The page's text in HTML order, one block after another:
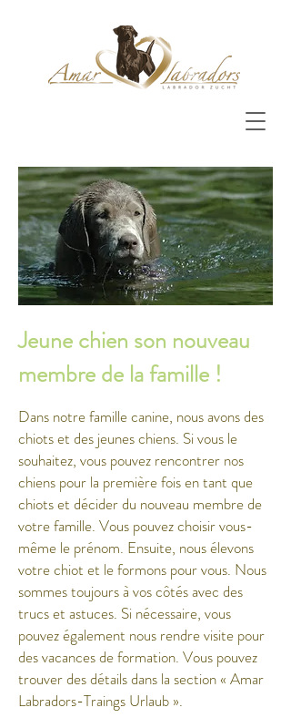
Jeune chien son nouveau
membre de la famille !
Dans notre famille canine, nous avons des
chiots et des jeunes chiens. Si vous le
souhaitez, vous pouvez rencontrer nos
chiens pour la première fois en tant que
chiots et décider du nouveau membre de
votre famille. Vous pouvez choisir vous-
même le prénom. Ensuite, nous élevons
votre chiot et le formons pour vous. Nous
sommes toujours à vos côtés avec des
trucs et astuces. Si nécessaire, vous
pouvez également nous rendre visite pour
des vacances de formation. Vous pouvez
trouver des détails dans la section « Amar
Labradors-Traings Urlaub ».